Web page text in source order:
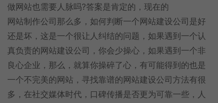
做网站也需要人脉吗?答案是肯定的，现在的
网站制作公司那么多，如何判断一个网站建设公司是好
还是坏，这是一个很让人纠结的问题，如果遇到一个认
真负责的网站建设公司，你会少操心，如果遇到一个非
良心企业，那么，就算你操碎了心，有可能得到的也是
一个不完美的网站，寻找靠谱的网站建设公司方法有很
多，在社交媒体时代，口碑传播是否更为可靠一些，人